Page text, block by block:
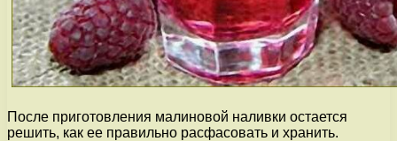
После приготовления малиновой наливки остается
решить, как ее правильно расфасовать и хранить.